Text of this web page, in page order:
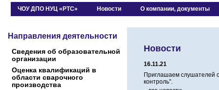
ЧОУ ДПО НУЦ «РТС» Новости О компании, документы
Направления деятельности
Сведения об образовательной
организации
Оценка квалификаций в
области сварочного
производства
Новости
16.11.21
Приглашаем слушателей
контроль".